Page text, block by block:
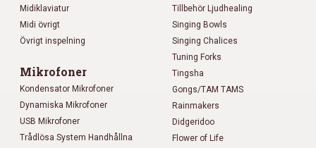
Midiklaviatur
Midi övrigt
Övrigt inspelning
Mikrofoner
Kondensator Mikrofoner
Dynamiska Mikrofoner
USB Mikrofoner
Trådlösa System Handhållna
Tillbehör Ljudhealing
Singing Bowls
Singing Chalices
Tuning Forks
Tingsha
Gongs/TAM TAMS
Rainmakers
Didgeridoo
Flower of Life